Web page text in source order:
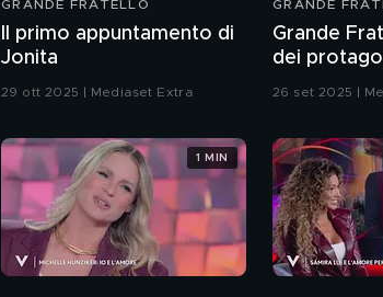
GRANDE FRATELLO
Il primo appuntamento di
Jonita
29 ott 2025 | Mediaset Extra
GRANDE
Grande
dei
prima
26 set 2025 |
1 MIN